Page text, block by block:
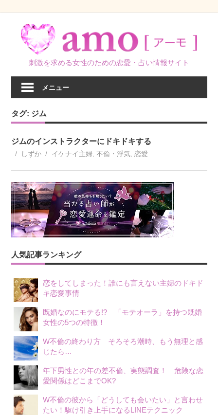
刺激を求める女性のための恋愛・占い情報サイト
メニュー
タグ: ジム
ジムのインストラクターにドキドキする
しずか イケナイ主婦, 不倫・浮気, 恋愛
人気記事ランキング
恋をしてしまった！誰にも言えない主婦のドキド
キ恋愛事情
既婚なのにモテる!? 「モテオーラ」を持つ既婚
女性の5つの特徴！
W不倫の終わり方 そろそろ潮時、もう無理と感
じたら…
年下男性との年の差不倫、実態調査！ 危険な恋
愛関係はどこまでOK?
W不倫の彼から「どうしても会いたい」と言わせ
たい！駆け引き上手になるLINEテクニック